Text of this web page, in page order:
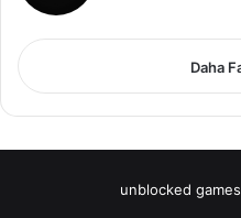
Daha
unblocked games